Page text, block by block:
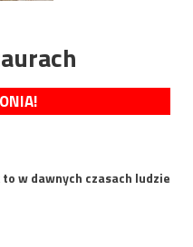
w dawnych czasach ludzie